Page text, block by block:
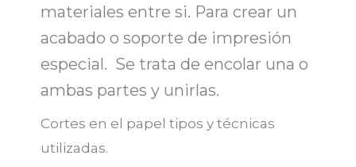
materiales entre si. Para crear un
acabado o soporte de impresión
especial. Se trata de encolar una o
ambas partes y unirlas.
Cortes en el papel tipos y técnicas
utilizadas.